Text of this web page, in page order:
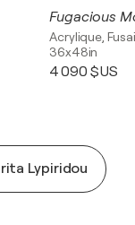
Fugacious
Acrylique,
36x48in
4 090 $US
Lypiridou